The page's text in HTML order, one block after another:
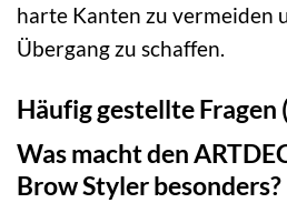
harte Kanten zu vermeiden
Übergang zu schaffen.
Häufig gestellte Fragen
Was macht den
Brow Styler besonders?